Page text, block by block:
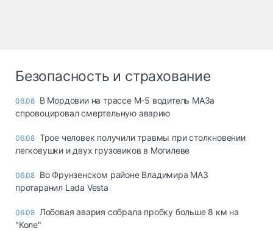
Безопасность и страхование
06.08 В Мордовии на трассе М-5 водитель МАЗа
спровоцировал смертельную аварию
06.08 Трое человек получили травмы при столкновении
легковушки и двух грузовиков в Могилеве
06.08 Во Фрунзенском районе Владимира МАЗ
протаранил Lada Vesta
06.08 Лобовая авария собрала пробку больше 8 км на
"Коле"